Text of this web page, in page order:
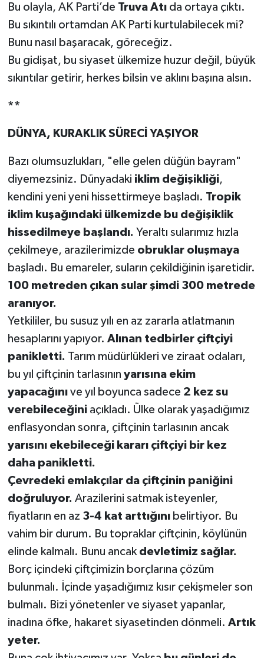
Bu olayla, AK Parti’de Truva Atıda ortaya çıktı.
Bu sıkıntılı ortamdan AK Parti kurtulabilecek mi?
Bunu nasıl başaracak, göreceğiz.
Bu gidişat, bu siyaset ülkemize huzur değil, büyük
sıkıntılar getirir, herkes bilsin ve aklını başına alsın.
**
DÜNYA, KURAKLIK SÜRECİ YAŞIYOR
Bazı olumsuzlukları, "elle gelen düğün bayram"
diyemezsiniz. Dünyadaki iklim değişikliği,
kendini yeni yeni hissettirmeye başladı. Tropik
iklim kuşağındaki ülkemizde bu değişiklik
hissedilmeye başlandı. Yeraltı sularımız hızla
çekilmeye, arazilerimizde obruklar oluşmaya
başladı. Bu emareler, suların çekildiğinin işaretidir.
100 metreden çıkan sular şimdi 300 metrede
aranıyor.
Yetkililer, bu susuz yılı en az zararla atlatmanın
hesaplarını yapıyor. Alınan tedbirler çiftçiyi
panikletti. Tarım müdürlükleri ve ziraat odaları,
bu yıl çiftçinin tarlasının yarısına ekim
yapacağınıve yıl boyunca sadece 2 kez su
verebileceğiniaçıkladı. Ülke olarak yaşadığımız
enflasyondan sonra, çiftçinin tarlasının ancak
yarısını ekebileceği kararı çiftçiyi bir kez
daha panikletti.
Çevredeki emlakçılar da çiftçinin paniğini
doğruluyor. Arazilerini satmak isteyenler,
fiyatların en az 3-4 kat arttığınıbelirtiyor. Bu
vahim bir durum. Bu topraklar çiftçinin, köylünün
elinde kalmalı. Bunu ancak devletimiz sağlar.
Borç içindeki çiftçimizin borçlarına çözüm
bulunmalı. İçinde yaşadığımız kısır çekişmeler son
bulmalı. Bizi yönetenler ve siyaset yapanlar,
inadına öfke, hakaret siyasetinden dönmeli. Artık
yeter.